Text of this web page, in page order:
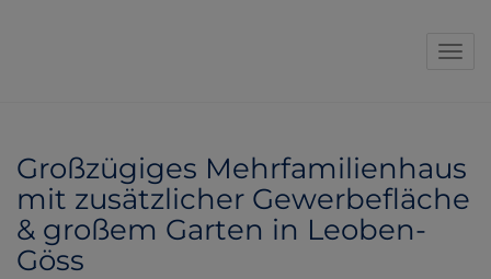
Großzügiges Mehrfamilienhaus
mit zusätzlicher Gewerbefläche
& großem Garten in Leoben-
Göss